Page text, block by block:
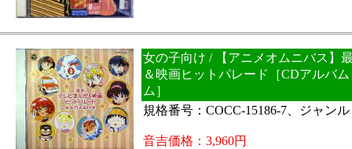
女の子向け / 【アニメオムニバス】
＆映画ヒットパレード［CDアルバ
ム］
規格番号：COCC-15186-7、ジャン
音吉価格：3,960円